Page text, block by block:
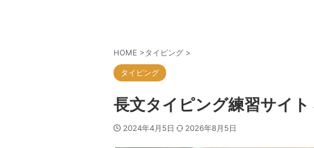
HOME >タイピング >
タイピング
長文タイピング練習サイト
2024年4月5日 2026年8月5日